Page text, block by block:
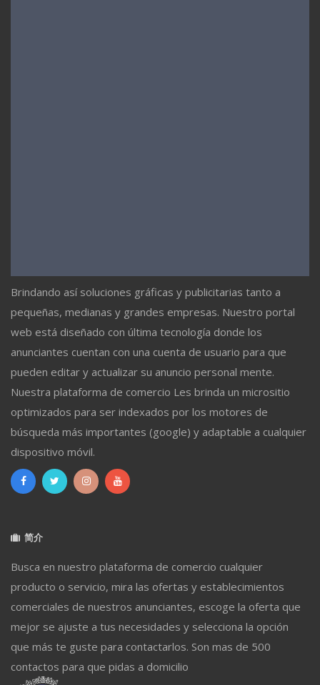
Brindando así soluciones gráficas y publicitarias tanto a
pequeñas, medianas y grandes empresas. Nuestro portal
web está diseñado con última tecnología donde los
anunciantes cuentan con una cuenta de usuario para que
pueden editar y actualizar su anuncio personal mente.
Nuestra plataforma de comercio Les brinda un micrositio
optimizados para ser indexados por los motores de
búsqueda más importantes (google) y adaptable a cualquier
dispositivo móvil.
简介
Busca en nuestro plataforma de comercio cualquier
producto o servicio, mira las ofertas y establecimientos
comerciales de nuestros anunciantes, escoge la oferta que
mejor se ajuste a tus necesidades y selecciona la opción
que más te guste para contactarlos. Son mas de 500
contactos para que pidas a domicilio